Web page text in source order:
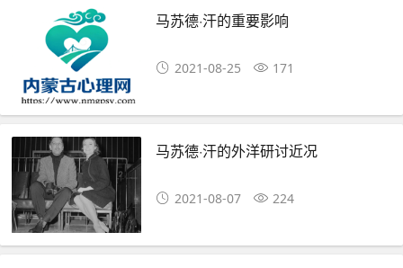
马苏德·汗的重要影响
2021-08-25 171
马苏德·汗的外洋研讨近况
2021-08-07 224